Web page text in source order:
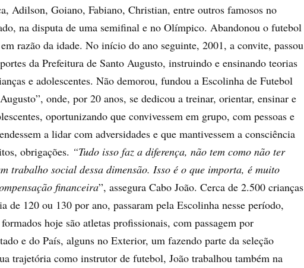
Adilson, Goiano, Fabiano, Christian, entre outros famosos no
na disputa de uma semifinal e no Olímpico. Abandonou o futebol
razão da idade. No início do ano seguinte, 2001, a convite, passou
da Prefeitura de Santo Augusto, instruindo e ensinando teorias
e adolescentes. Não demorou, fundou a Escolinha de Futebol
onde, por 20 anos, se dedicou a treinar, orientar, ensinar e
oportunizando que convivessem em grupo, com pessoas e
a lidar com adversidades e que mantivessem a consciência
obrigações. “Tudo isso faz a diferença, não tem como não ter
trabalho social dessa dimensão. Isso é o que importa, é muito
financeira”, assegura Cabo João. Cerca de 2.500 crianças
de 120 ou 130 por ano, passaram pela Escolinha nesse período,
hoje são atletas profissionais, com passagem por
e do País, alguns no Exterior, um fazendo parte da seleção
trajetória como instrutor de futebol, João trabalhou também na